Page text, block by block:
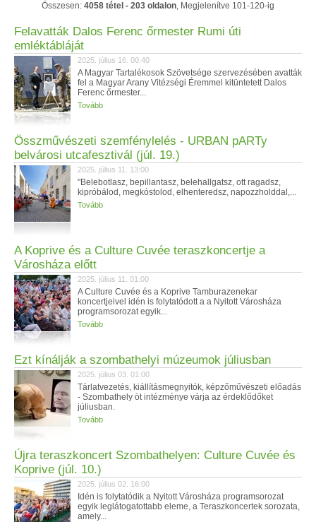
Összesen: 4058 tétel - 203 oldalon, Megjelenítve 101-120-ig
Felavatták Dalos Ferenc őrmester Rumi úti
emléktábláját
2025. július 16. 00:40
A Magyar Tartalékosok Szövetsége szervezésében avatták
fel a Magyar Arany Vitézségi Éremmel kitüntetett Dalos
Ferenc őrmester...
Tovább
Összművészeti szemfénylelés - URBAN pARTy
belvárosi utcafesztivál (júl. 19.)
2025. július 11. 13:00
"Belebotlasz, bepillantasz, belehallgatsz, ott ragadsz,
kipróbálod, megkóstolod, elhenteredsz, napozzholddal,...
Tovább
A Koprive és a Culture Cuvée teraszkoncertje a
Városháza előtt
2025. július 11. 01:00
A Culture Cuvée és a Koprive Tamburazenekar
koncertjeivel idén is folytatódott a a Nyitott Városháza
programsorozat egyik...
Tovább
Ezt kínálják a szombathelyi múzeumok júliusban
2025. július 03. 01:00
Tárlatvezetés, kiállításmegnyitók, képzőművészeti előadás
- Szombathely öt intézménye várja az érdeklődőket
júliusban.
Tovább
Újra teraszkoncert Szombathelyen: Culture Cuvée és
Koprive (júl. 10.)
2025. július 02. 16:00
Idén is folytatódik a Nyitott Városháza programsorozat
egyik leglátogatottabb eleme, a Teraszkoncertek sorozata,
amely...